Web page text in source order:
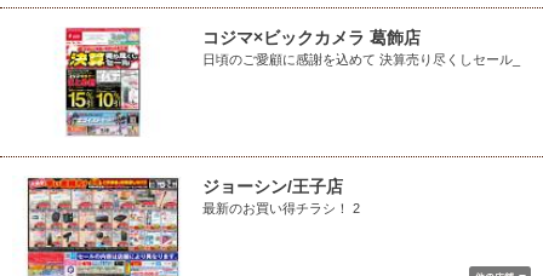
コジマ×ビックカメラ 葛飾店
日頃のご愛顧に感謝を込めて 決算売り尽くしセール_
ジョーシン/王子店
最新のお買い得チラシ！ 2